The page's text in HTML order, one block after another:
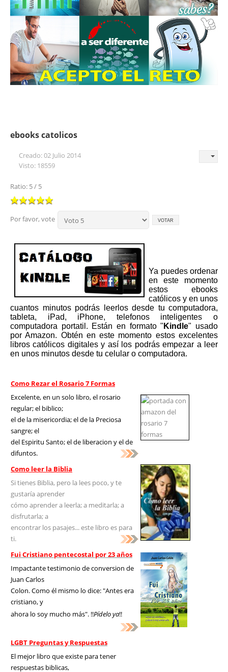
ebooks catolicos
Creado: 02 Julio 2014
Visto: 18559
Ratio: 5 / 5
Por favor, vote
Ya puedes ordenar
en este momento
estos ebooks
católicos y en unos
cuantos minutos podrás leerlos desde tu computadora,
tableta, iPad, iPhone, telefonos inteligentes o
computadora portatil. Están en formato " Kindle" usado
por Amazon. Obtén en este momento estos excelentes
libros católicos digitales y así los podrás empezar a leer
en unos minutos desde tu celular o computadora.
Como Rezar el Rosario 7 Formas
Excelente, en un solo libro, el rosario
regular; el biblico;
el de la misericordia; el de la Preciosa
sangre; el
del Espiritu Santo; el de liberacion y el de
difuntos.
Como leer la Biblia
Si tienes Biblia, pero la lees poco, y te
gustaría aprender
cómo aprender a leerla; a meditarla; a
disfrutarla; a
encontrar los pasajes... este libro es para
ti.
Fui Cristiano pentecostal por 23 años
Impactante testimonio de conversion de
Juan Carlos
Colon. Como él mismo lo dice: "Antes era
cristiano, y
ahora lo soy mucho más". !!Pídelo ya!!
LGBT Preguntas y Respuestas
El mejor libro que existe para tener
respuestas biblicas,